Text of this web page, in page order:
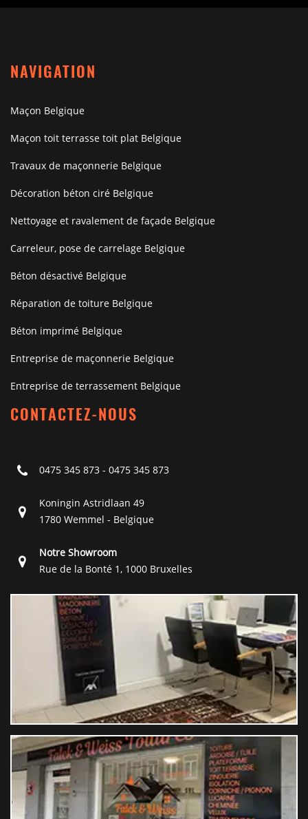
NAVIGATION
Maçon Belgique
Maçon toit terrasse toit plat Belgique
Travaux de maçonnerie Belgique
Décoration béton ciré Belgique
Nettoyage et ravalement de façade Belgique
Carreleur, pose de carrelage Belgique
Béton désactivé Belgique
Réparation de toiture Belgique
Béton imprimé Belgique
Entreprise de maçonnerie Belgique
Entreprise de terrassement Belgique
CONTACTEZ-NOUS
0475 345 873 - 0475 345 873
Koningin Astridlaan 49
1780 Wemmel - Belgique
Notre Showroom
Rue de la Bonté 1, 1000 Bruxelles